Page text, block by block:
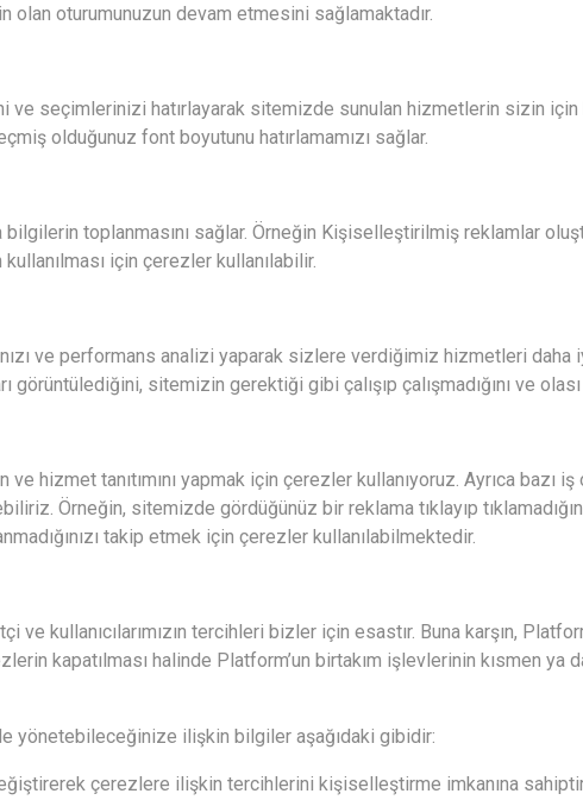
oturumunuzun devam etmesini sağlamaktadır.
seçimlerinizi hatırlayarak sitemizde sunulan hizmetlerin sizin
olduğunuz font boyutunu hatırlamamızı sağlar.
toplanmasını sağlar. Örneğin Kişiselleştirilmiş reklamlar
için çerezler kullanılabilir.
ve performans analizi yaparak sizlere verdiğimiz hizmetleri
sitemizin gerektiği gibi çalışıp çalışmadığını ve
hizmet tanıtımını yapmak için çerezler kullanıyoruz. Ayrıca bazı
Örneğin, sitemizde gördüğünüz bir reklama tıklayıp
takip etmek için çerezler kullanılabilmektedir.
kullanıcılarımızın tercihleri bizler için esastır. Buna karşın,
kapatılması halinde Platform’un birtakım işlevlerinin kısmen ya
yönetebileceğinize ilişkin bilgiler aşağıdaki gibidir:
çerezlere ilişkin tercihlerini kişiselleştirme imkanına